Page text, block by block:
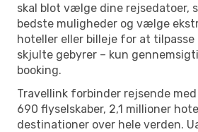
skal blot vælge dine rejsedatoer,
bedste muligheder og vælge
hoteller eller billeje for at tilpasse
skjulte gebyrer – kun
booking.
Travellink forbinder rejsende
690 flyselskaber, 2,1 millioner
destinationer over hele verden.